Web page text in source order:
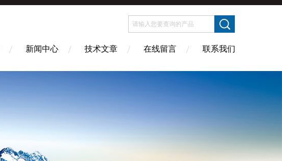
新闻中心 技术文章 在线留言 联系我们